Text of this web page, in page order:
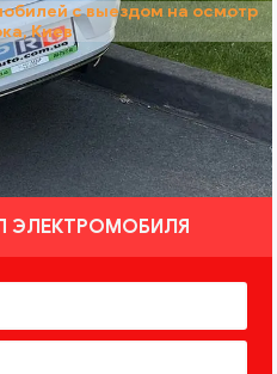
с выездом на осмотр
Киев
ЭЛЕКТРОМОБИЛЯ